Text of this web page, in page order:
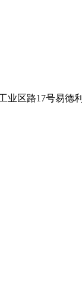
业区路17号易德利